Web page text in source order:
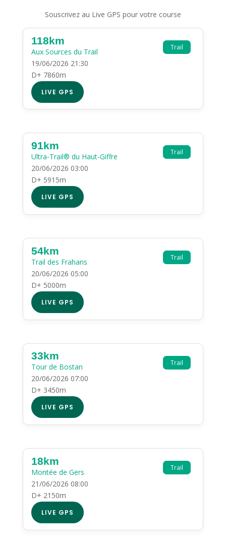
Souscrivez au Live GPS pour votre course
Trail
118km
Aux Sources du Trail
19/06/2026 21:30
D+ 7860m
LIVE GPS
Trail
91km
Ultra-Trail® du Haut-Giffre
20/06/2026 03:00
D+ 5915m
LIVE GPS
Trail
54km
Trail des Frahans
20/06/2026 05:00
D+ 5000m
LIVE GPS
Trail
33km
Tour de Bostan
20/06/2026 07:00
D+ 3450m
LIVE GPS
Trail
18km
Montée de Gers
21/06/2026 08:00
D+ 2150m
LIVE GPS